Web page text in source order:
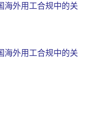
海外用工合规中的关
海外用工合规中的关